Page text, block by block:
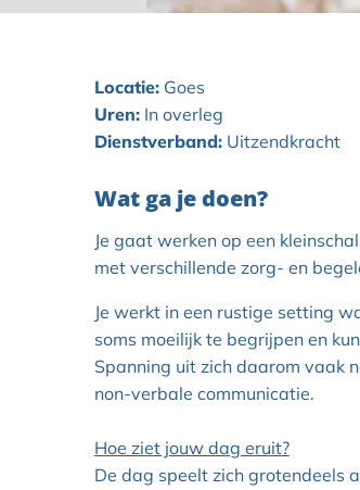
Locatie: Goes
Uren: In overleg
Dienstverband: Uitzendkracht
Wat ga je doen?
Je gaat werken op een
met verschillende zorg- en
Je werkt in een rustige setting
soms moeilijk te begrijpen en
Spanning uit zich daarom vaak
non-verbale communicatie.
Hoe ziet jouw dag eruit?
De dag speelt zich grotendeels